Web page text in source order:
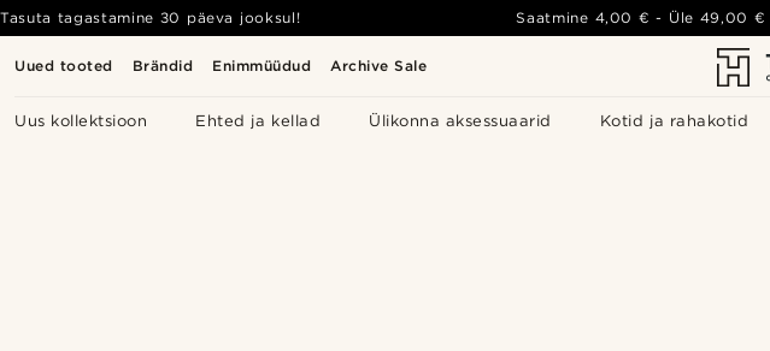
Uued tooted Brändid Enimmüüdud Archive Sale
Uus kollektsioon Ehted ja kellad Ülikonna aksessuaarid Kotid ja rahakotid
Tasuta tagastamine 30 päeva jooksul! Saatmine 4,00 € - Üle 49,00 €